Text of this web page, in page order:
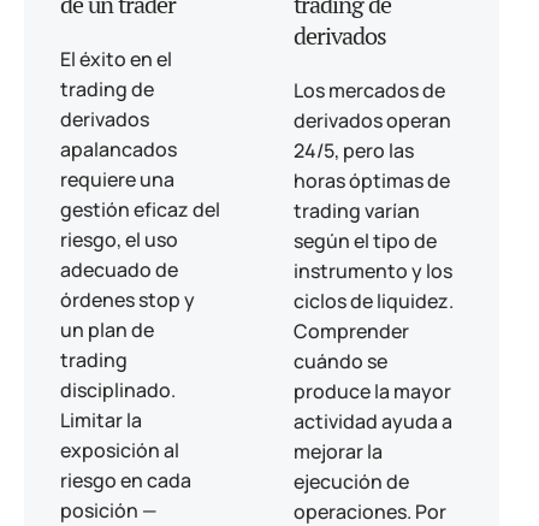
El éxito en el
trading de
derivados
apalancados
requiere una
gestión eficaz del
riesgo, el uso
adecuado de
órdenes stop y
un plan de
trading
disciplinado.
Limitar la
exposición al
riesgo en cada
posición —
derivados
Los mercados de
derivados operan
24/5, pero las
horas óptimas de
trading varían
según el tipo de
instrumento y los
ciclos de liquidez.
Comprender
cuándo se
produce la mayor
actividad ayuda a
mejorar la
ejecución de
operaciones. Por